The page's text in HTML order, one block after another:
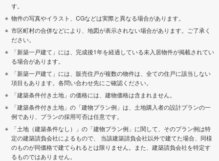
す。
物件の写真やイラスト、CGなどは実際と異なる場合があります。
市区町村の合併などにより、地図が表示されない場合があります。ご了承く
ださい。
「新築一戸建て」には、完成後1年を経過している未入居物件が掲載されてい
る場合があります。
「新築一戸建て」には、販売住戸が複数の物件は、全ての住戸に該当しない
項目もあります。各問い合わせ先にご確認ください。
「建築条件付き土地」の価格には、建物価格は含まれません。
「建築条件付き土地」の「建物プラン例」は、土地購入者の設計プランの一
例であり、プランの採用可否は任意です。
「土地（建築条件なし）」の「建物プラン例」に関して、そのプラン例は特
定の建築請負会社によるもので、 当該建築請負会社以外で建てた場合、同様
のものが同価格で建てられるとは限りません。また、建築請負会社を特定す
るものではありません。